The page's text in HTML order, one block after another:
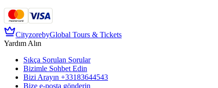
CityzorebyGlobal Tours & Tickets
Yardım Alın
Sıkça Sorulan Sorular
Bizimle Sohbet Edin
Bizi Arayın +33183644543
Bize e-posta gönderin